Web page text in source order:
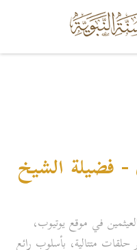
فضيلة الشيخ
في موقع يوتيوب،
متتالية، بأسلوب رائع